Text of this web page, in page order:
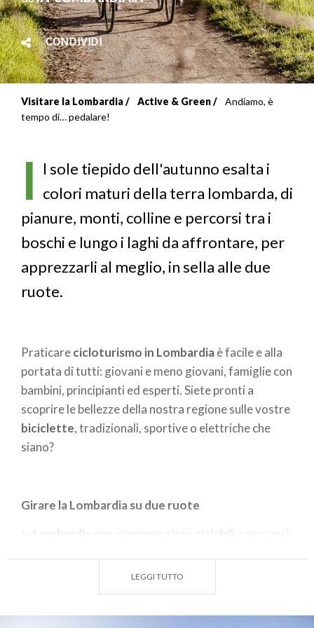
CONDIVIDI
Briciole
pane
Visitare la Lombardia Active & Green
Andiamo, è
tempo di… pedalare!
I l sole tiepido dell'autunno esalta i
colori maturi della terra lombarda, di
pianure, monti, colline e percorsi tra i
boschi e lungo i laghi da affrontare, per
apprezzarli al meglio, in sella alle due
ruote.
Praticarecicloturismo in Lombardiaè facile e alla
portata di tutti: giovani e meno giovani, famiglie con
bambini, principianti ed esperti. Siete pronti a
scoprire le bellezze della nostra regione sulle vostre
biciclette, tradizionali, sportive o elettriche che
siano?
Girare la Lombardia su due ruote
In Lombardia piste ciclabili
e percorsi
più tranquille di cicloturismo, lungo tragitti sicuri e
attrezzati, sia quelle più spericolate e adrenaliniche,
LEGGI TUTTO